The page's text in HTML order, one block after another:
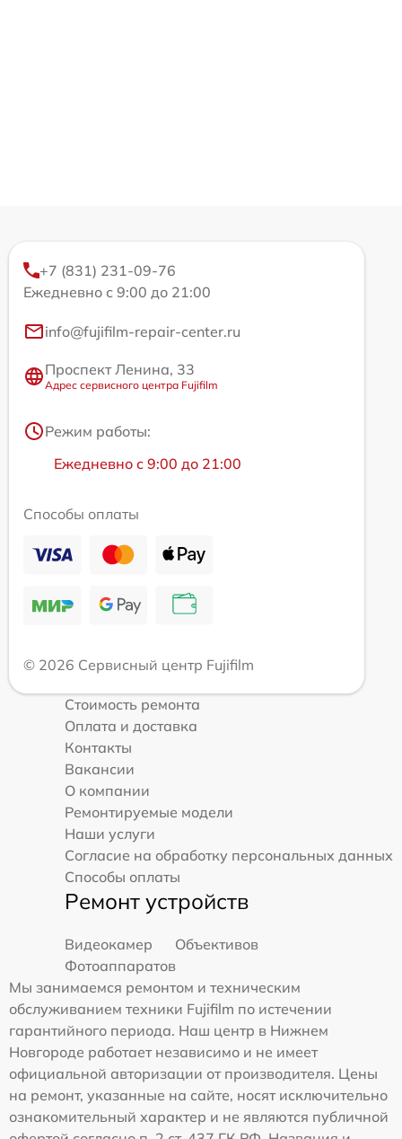
+7 (831) 231-09-76
Ежедневно с 9:00 до 21:00
info@fujifilm-repair-center.ru
Проспект Ленина, 33
Адрес сервисного центра Fujifilm
Режим работы:
Ежедневно с 9:00 до 21:00
Способы оплаты
© 2026 Сервисный центр Fujifilm
Стоимость ремонта
Оплата и доставка
Контакты
Вакансии
О компании
Ремонтируемые модели
Наши услуги
Согласие на обработку персональных данных
Способы оплаты
Ремонт устройств
Видеокамер
Объективов
Фотоаппаратов
Мы занимаемся ремонтом и техническим
обслуживанием техники Fujifilm по истечении
гарантийного периода. Наш центр в Нижнем
Новгороде работает независимо и не имеет
официальной авторизации от производителя. Цены
на ремонт, указанные на сайте, носят исключительно
ознакомительный характер и не являются публичной